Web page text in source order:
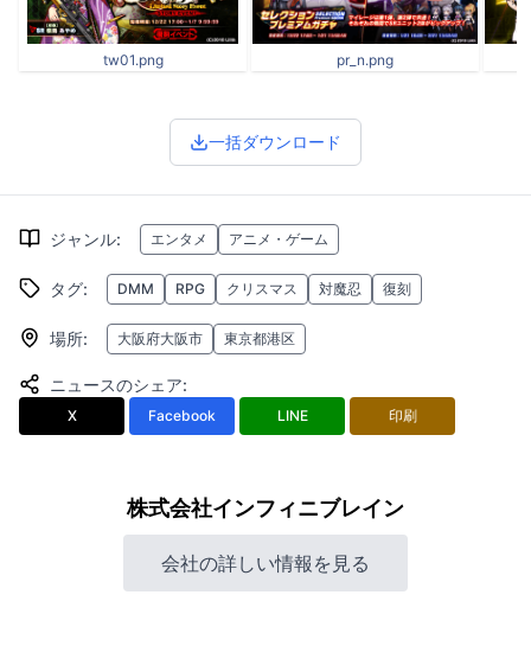
tw01.png pr_n.png
一括ダウンロード
ジャンル: エンタメ アニメ・ゲーム
タグ: DMM RPG クリスマス 対魔忍 復刻
場所: 大阪府大阪市 東京都港区
ニュースのシェア:
X Facebook LINE 印刷
株式会社インフィニブレイン
会社の詳しい情報を見る